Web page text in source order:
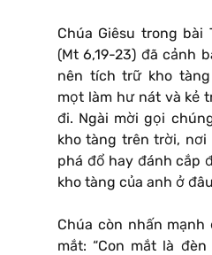
Chúa Giêsu trong bài
(Mt 6,19-23) đã cảnh
nên tích trữ kho
mọt làm hư nát và kẻ
đi. Ngài mời gọi
kho tàng trên trời, nơi
phá đổ hay đánh cắp
kho tàng của anh ở
Chúa còn nhấn
mắt: “Con mắt là